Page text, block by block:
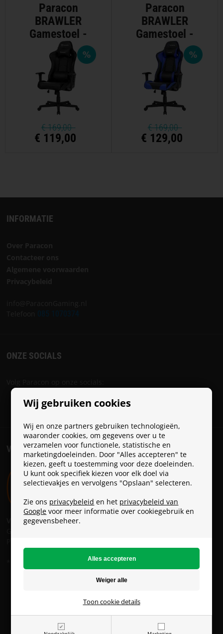
Wij gebruiken cookies
Wij en onze partners gebruiken technologieën,
waaronder cookies, om gegevens over u te
verzamelen voor functionele, statistische en
marketingdoeleinden. Door "Alles accepteren" te
kiezen, geeft u toestemming voor deze doeleinden.
U kunt ook specifiek kiezen voor elk doel via
selectievakjes en vervolgens "Opslaan" selecteren.
Zie ons privacybeleid en het privacybeleid van
Google voor meer informatie over cookiegebruik en
gegevensbeheer.
Toon cookie details
Paracon
BRAWLER
Gamestoel -
Zwart
€169,00
€ 119,00
Paracon
BRAWLER
Gamestoel -
Blauw
€169,00
€ 129,00
INFORMATIE
085 1070374
ONZE SOCIALS
VERZENDKOSTEN
Verzendkosten:
* GRATIS verzending vanaf € 49
Copyright © - Alle rechten voorbehouden